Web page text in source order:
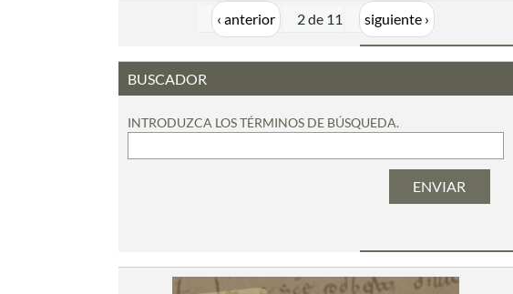
‹ anterior 2 de 11 siguiente ›
BUSCADOR
INTRODUZCA LOS TÉRMINOS DE BÚSQUEDA.